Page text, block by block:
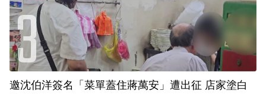
邀沈伯洋簽名「菜單蓋住蔣萬安」遭出征 店家塗白